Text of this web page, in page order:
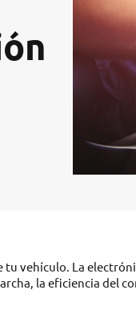
vehículo. La
la eficiencia del